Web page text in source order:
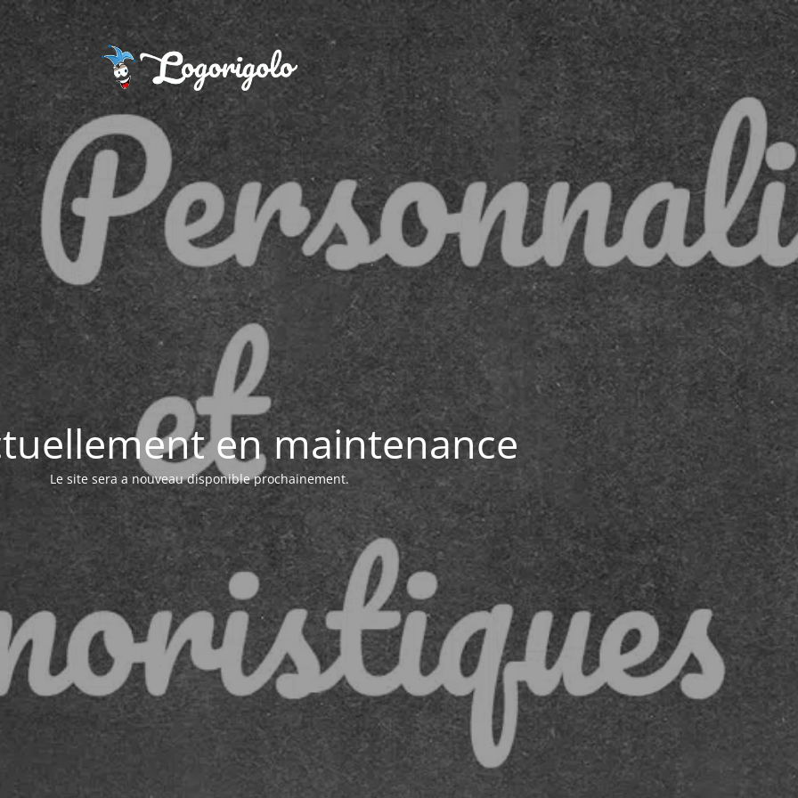
en maintenance
Le site sera a nouveau disponible prochainement.